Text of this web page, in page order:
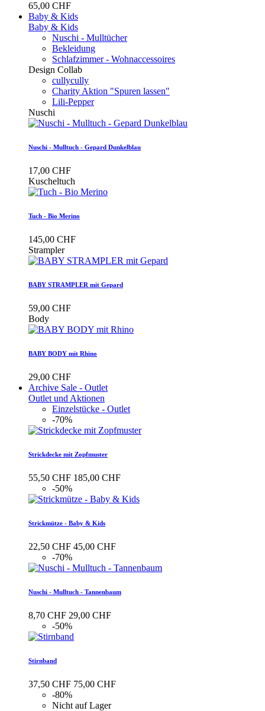
65,00 CHF
Baby & Kids
Baby & Kids
Nuschi - Mulltücher
Bekleidung
Schlafzimmer - Wohnaccessoires
Design Collab
cullycully
Charity Aktion "Spuren lassen"
Lili-Pepper
Nuschi
Nuschi - Mulltuch - Gepard Dunkelblau
17,00 CHF
Kuscheltuch
Tuch - Bio Merino
145,00 CHF
Strampler
BABY STRAMPLER mit Gepard
59,00 CHF
Body
BABY BODY mit Rhino
29,00 CHF
Archive Sale - Outlet
Outlet und Aktionen
Einzelstücke - Outlet
-70%
Strickdecke mit Zopfmuster
55,50 CHF 185,00 CHF
-50%
Strickmütze - Baby & Kids
22,50 CHF 45,00 CHF
-70%
Nuschi - Mulltuch - Tannenbaum
8,70 CHF 29,00 CHF
-50%
Stirnband
37,50 CHF 75,00 CHF
-80%
Nicht auf Lager